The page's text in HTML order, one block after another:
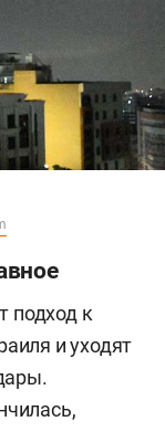
подход к
и уходят